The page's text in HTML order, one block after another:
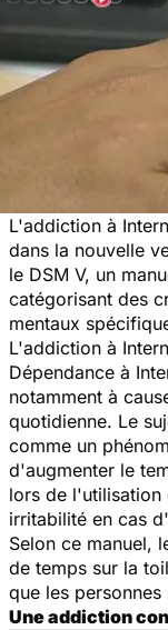
L'addiction à
dans la nouvelle
le DSM V, un
catégorisant des
mentaux
L'addiction à
Dépendance à
notamment à
quotidienne. Le
comme un
d'augmenter le
lors de l'utilisation
irritabilité en cas
Selon ce manuel,
de temps sur la
que les
Une addiction